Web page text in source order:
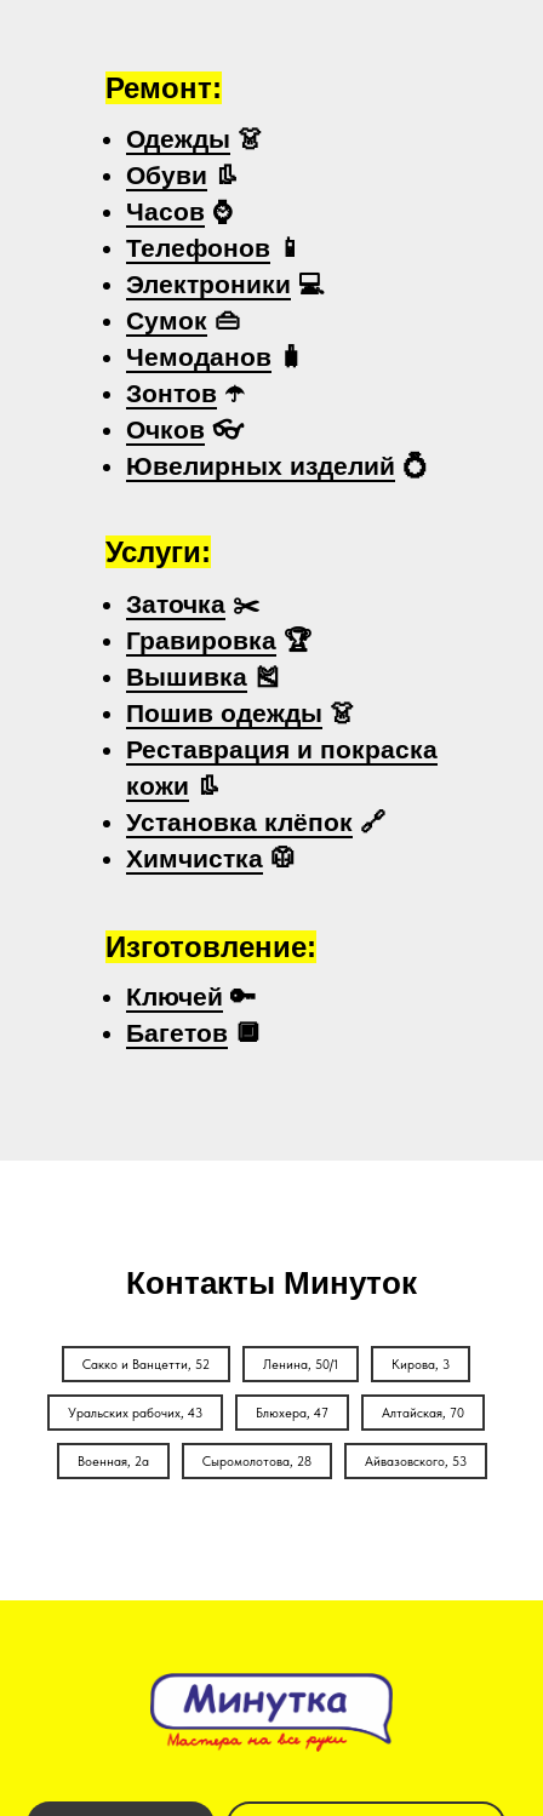
Одежды 👗
Обуви 👢
Часов ⌚
Телефонов 📱
Электроники 💻
Сумок 👜
Чемоданов 🧳
Зонтов ☂️
Очков 👓
Ювелирных изделий 💍
Заточка ✂️
Гравировка 🏆
Вышивка 🎽
Пошив одежды 👗
Реставрация и покраска
кожи 👢
Установка клёпок 🔗
Химчистка 🥼
Ключей 🔑
Багетов 🔲
Ремонт:
Услуги:
Изготовление:
Контакты Минуток
Сакко и Ванцетти, 52 Ленина, 50/1 Кирова, 3
Уральских рабочих, 43 Блюхера, 47 Алтайская, 70
Военная, 2а Сыромолотова, 28 Айвазовского, 53